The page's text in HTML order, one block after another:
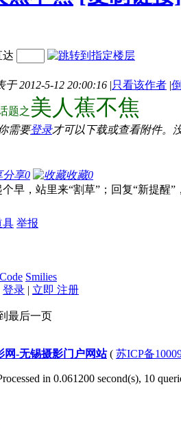
达
于 2012-5-12 20:00:16 |只看该作者 |
题之美人蕉不焦
需要登录才可以下载或查看附件。
分享0 收藏0
早，站里来“割草”；回复“新提醒”
具 举报
Code Smilies
登录 | 立即 注册
最后一页
网-无锡摄影门户网站( 苏ICP备
in 0.061200 second(s), 10